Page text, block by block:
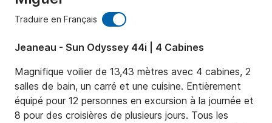
Traduire en Français
Jeaneau - Sun Odyssey 44i | 4 Cabines
Magnifique voilier de 13,43 mètres avec 4 cabines, 2
salles de bain, un carré et une cuisine. Entièrement
équipé pour 12 personnes en excursion à la journée et
8 pour des croisières de plusieurs jours. Tous les